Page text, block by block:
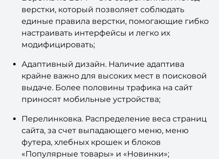
верстки, который позволяет соблюдать
единые правила верстки, помогающие гибко
настраивать интерфейсы и легко их
модифицировать;
Адаптивный дизайн. Наличие адаптива
крайне важно для высоких мест в поисковой
выдаче. Более половины трафика на сайт
приносят мобильные устройства;
Перелинковка. Распределение веса страниц
сайта, за счет выпадающего меню, меню
футера, хлебных крошек и блоков
«Популярные товары» и «Новинки»;